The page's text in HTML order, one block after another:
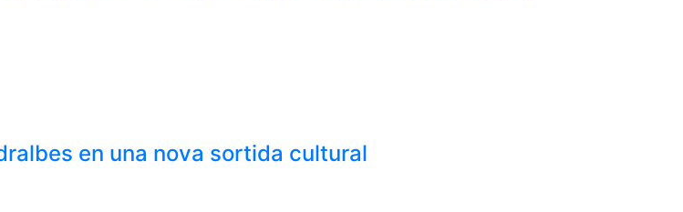
en una nova sortida cultural